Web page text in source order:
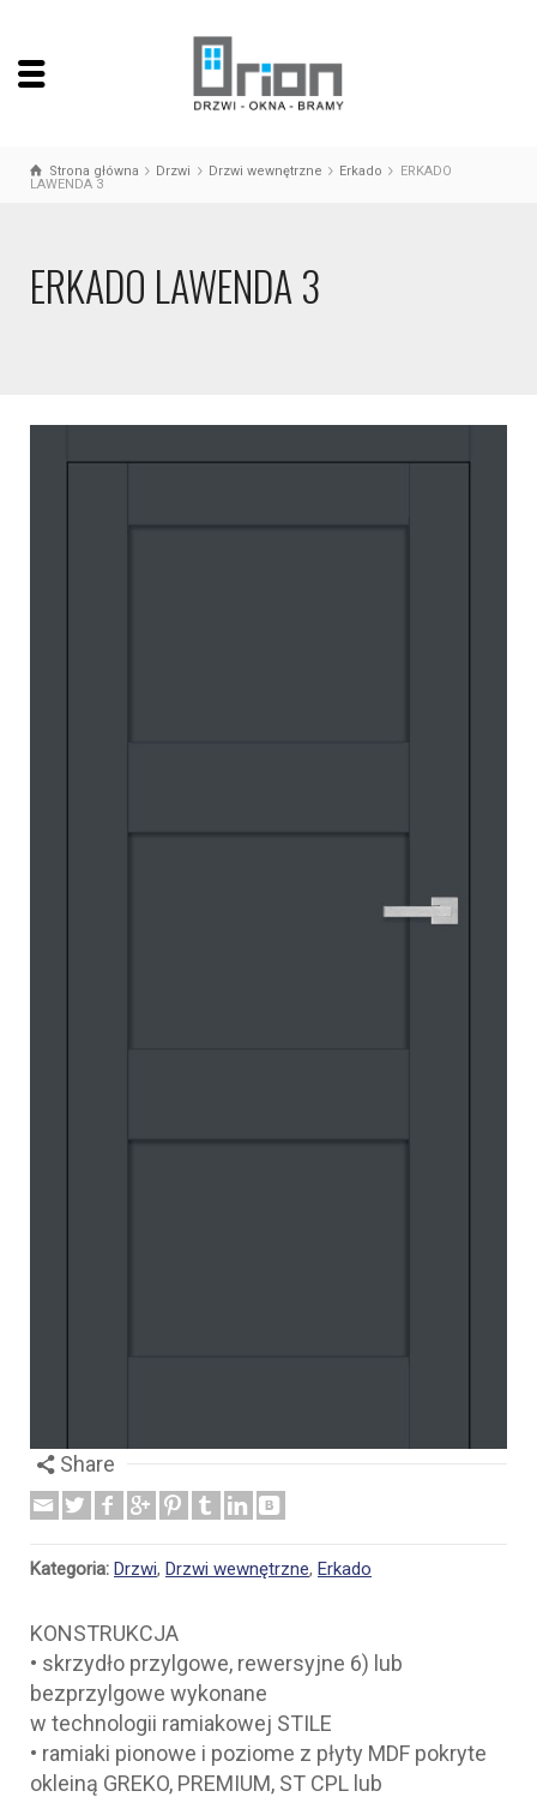
Strona główna Drzwi Drzwi wewnętrzne Erkado
ERKADO
LAWENDA 3
ERKADO LAWENDA 3
Share
Kategoria: Drzwi, Drzwi wewnętrzne, Erkado
KONSTRUKCJA
• skrzydło przylgowe, rewersyjne 6) lub
bezprzylgowe wykonane
w technologii ramiakowej STILE
• ramiaki pionowe i poziome z płyty MDF pokryte
okleiną GREKO, PREMIUM, ST CPL lub